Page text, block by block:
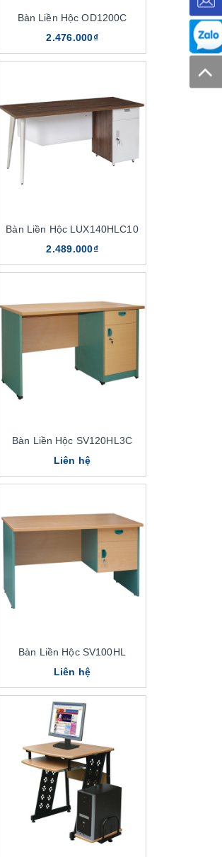
Bàn Liền Hộc OD1200C
2.476.000₫
Bàn Liền Hộc LUX140HLC10
2.489.000₫
Bàn Liền Hộc SV120HL3C
Liên hệ
Bàn Liền Hộc SV100HL
Liên hệ